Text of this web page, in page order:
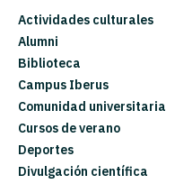
Actividades culturales
Alumni
Biblioteca
Campus Iberus
Comunidad universitaria
Cursos de verano
Deportes
Divulgación científica